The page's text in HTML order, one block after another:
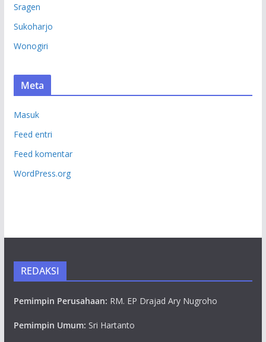
Sragen
Sukoharjo
Wonogiri
Meta
Masuk
Feed entri
Feed komentar
WordPress.org
REDAKSI
Pemimpin Perusahaan: RM. EP Drajad Ary Nugroho
Pemimpin Umum: Sri Hartanto